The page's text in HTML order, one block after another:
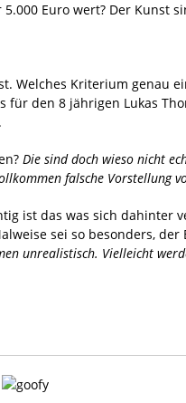
Euro wert? Der Kunst
Welches Kriterium
den 8 jährigen Lukas
Die sind doch wieso nicht
falsche Vorstellung
ist das was sich dahinter
sei so besonders,
unrealistisch. Vielleicht